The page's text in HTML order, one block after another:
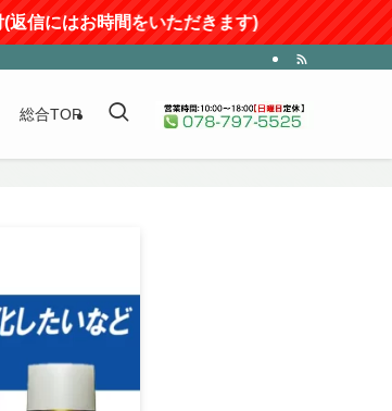
ただきます)
総合TOP